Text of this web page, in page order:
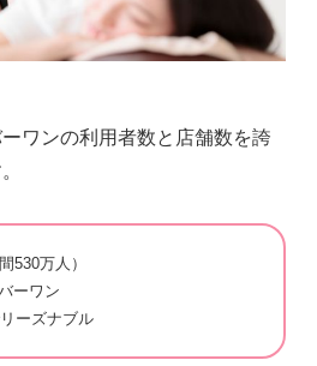
ワンの利用者数と店舗数を誇
530万人）
ーワン
ーズナブル